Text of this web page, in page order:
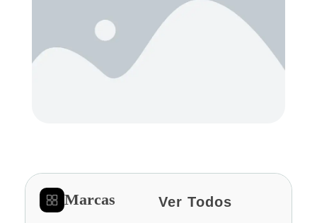
Marcas Ver Todos